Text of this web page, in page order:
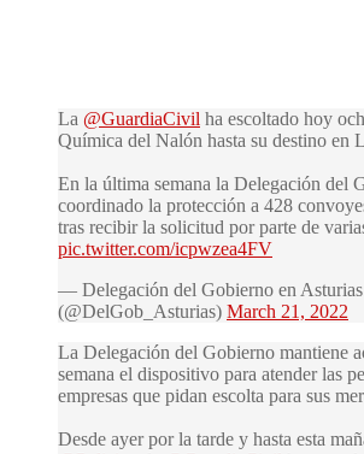
La @GuardiaCivil ha escoltado hoy
Química del Nalón hasta su destino en
En la última semana la Delegación del
coordinado la protección a 428
tras recibir la solicitud por parte de
pic.twitter.com/icpwzea4FV
— Delegación del Gobierno en Asturias
(@DelGob_Asturias) March 21, 2022
La Delegación del Gobierno mantiene
semana el dispositivo para atender las
empresas que pidan escolta para sus
Desde ayer por la tarde y hasta esta